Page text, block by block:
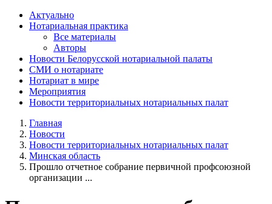
Актуально
Нотариальная практика
Все материалы
Авторы
Новости Белорусской нотариальной палаты
СМИ о нотариате
Нотариат в мире
Мероприятия
Новости территориальных нотариальных палат
Главная
Новости
Новости территориальных нотариальных палат
Минская область
Прошло отчетное собрание первичной профсоюзной
организации ...